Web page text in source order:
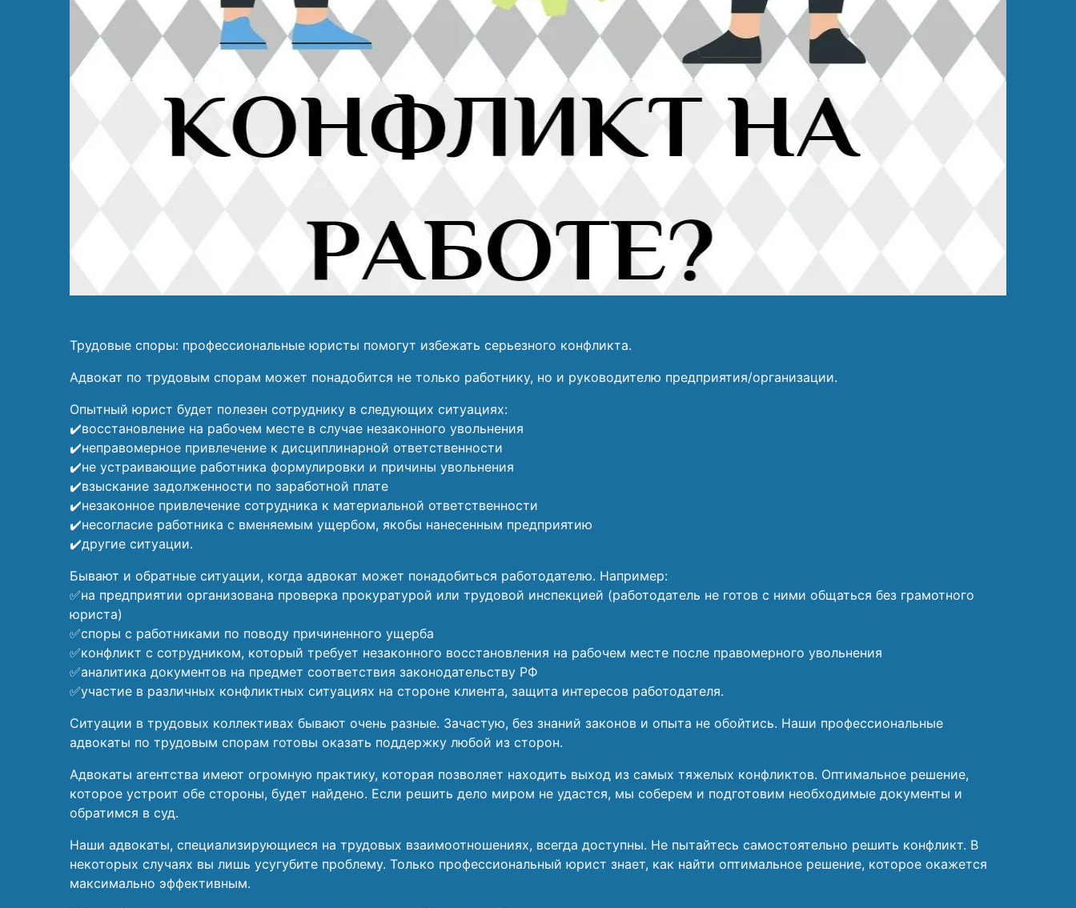
Трудовые споры: профессиональные юристы помогут избежать серьезного конфликта.
Адвокат по трудовым спорам может понадобится не только работнику, но и руководителю предприятия/организации.
Опытный юрист будет полезен сотруднику в следующих ситуациях:
✔️восстановление на рабочем месте в случае незаконного увольнения
✔️неправомерное привлечение к дисциплинарной ответственности
✔️не устраивающие работника формулировки и причины увольнения
✔️взыскание задолженности по заработной плате
✔️незаконное привлечение сотрудника к материальной ответственности
✔️несогласие работника с вменяемым ущербом, якобы нанесенным предприятию
✔️другие ситуации.
Бывают и обратные ситуации, когда адвокат может понадобиться работодателю. Например:
✅на предприятии организована проверка прокуратурой или трудовой инспекцией (работодатель не готов с ними общаться без грамотного
юриста)
✅споры с работниками по поводу причиненного ущерба
✅конфликт с сотрудником, который требует незаконного восстановления на рабочем месте после правомерного увольнения
✅аналитика документов на предмет соответствия законодательству РФ
✅участие в различных конфликтных ситуациях на стороне клиента, защита интересов работодателя.
Ситуации в трудовых коллективах бывают очень разные. Зачастую, без знаний законов и опыта не обойтись. Наши профессиональные
адвокаты по трудовым спорам готовы оказать поддержку любой из сторон.
Адвокаты агентства имеют огромную практику, которая позволяет находить выход из самых тяжелых конфликтов. Оптимальное решение,
которое устроит обе стороны, будет найдено. Если решить дело миром не удастся, мы соберем и подготовим необходимые документы и
обратимся в суд.
Наши адвокаты, специализирующиеся на трудовых взаимоотношениях, всегда доступны. Не пытайтесь самостоятельно решить конфликт. В
некоторых случаях вы лишь усугубите проблему. Только профессиональный юрист знает, как найти оптимальное решение, которое окажется
максимально эффективным.